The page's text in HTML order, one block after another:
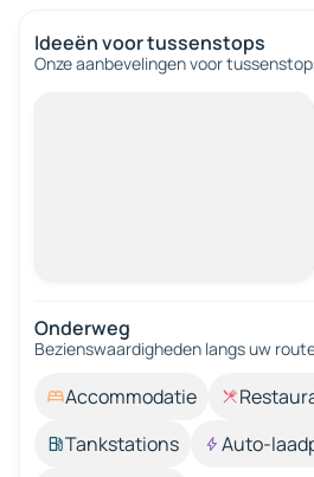
Ideeën voor tussenstops
Onze aanbevelingen voor
Onderweg
Bezienswaardigheden langs uw
Accommodatie
Tankstations
Auto-